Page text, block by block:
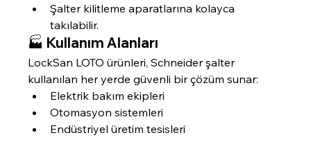
Şalter kilitleme aparatlarına kolayca
takılabilir.
🏭 Kullanım Alanları
LockSan LOTO ürünleri, Schneider şalter
kullanılan her yerde güvenli bir çözüm sunar:
Elektrik bakım ekipleri
Otomasyon sistemleri
Endüstriyel üretim tesisleri